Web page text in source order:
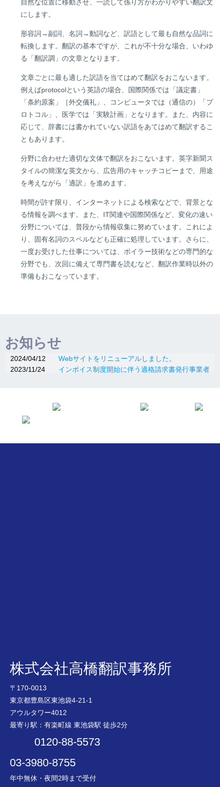
自然な位置に移動させ、一読して係り方がわかりやすい翻訳文
にします。
形容詞→副詞、名詞→動詞など、訳語として最も自然な品詞に
転換します。翻訳の基本ですが、これが不十分な場合、いわゆ
る「翻訳調」の文章となります。
文章ごとに最も適した訳語を当てはめて翻訳をおこないます。
例えばprotocolという英語の場合、国際関係では「議定書」
「条約原案」［外交儀礼」、コンピュータでは（通信の）「プ
ロトコル」、医学では「実験計画」となります。また、内容に
応じて、辞書には書かれていない訳語をあてはめて翻訳するこ
ともあります。
分野に合わせた適切な文体で翻訳をおこないます。英字新聞ス
タイルの簡潔な英文から、広告用のキャッチコピーまで、用途
を考えながら「適訳」を進めます。
時間が許す限り、インターネットによる検索などで、背景とな
る情報を調べます。また、IT関連や国際関係など、変化の速い
分野については、普段から情報収集に努めています。これによ
り、固有名詞のスペルなども正確に処理しています。さらに、
一度お受けした仕事については、ボイラー技術などの専門的な
分野でも、次回に備えて専門書を読むなど、翻訳作業時以外の
準備もおこなっています。
お知らせ
2024/04/12
Webサイトをリニューアルしました。
2023/11/24
インボイス制度開始に伴う適格請求書発行事業者
株式会社高橋翻訳事務所
〒170-0013
東京都豊島区東池袋4-21-1
アウルタワー4012
最寄り駅：有楽町線 東池袋駅 徒歩2分
0120-88-5573
03-3980-8755
年中無休・夜間2時まで受付